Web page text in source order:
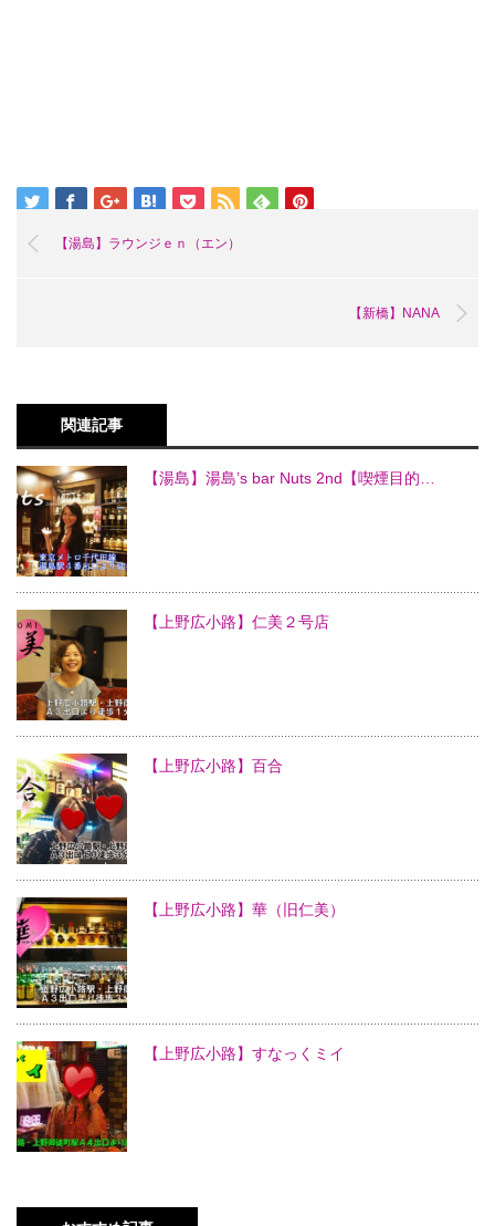
【湯島】ラウンジｅｎ（エン）
【新橋】NANA
関連記事
【湯島】湯島’s bar Nuts 2nd【喫煙目的…
【上野広小路】仁美２号店
【上野広小路】百合
【上野広小路】華（旧仁美）
【上野広小路】すなっくミイ